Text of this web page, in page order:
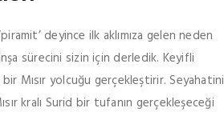
deyince ilk aklımıza gelen neden
sürecini sizin için derledik. Keyifli
Mısır yolcuğu gerçekleştirir. Seyahatini
kralı Surid bir tufanın gerçekleşeceği